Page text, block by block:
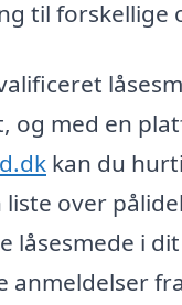
til forskellige
og med en
kan du
over
låsesmede i
anmeldelser